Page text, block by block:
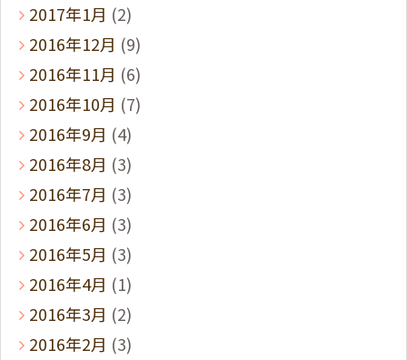
2017年1月 (2)
2016年12月 (9)
2016年11月 (6)
2016年10月 (7)
2016年9月 (4)
2016年8月 (3)
2016年7月 (3)
2016年6月 (3)
2016年5月 (3)
2016年4月 (1)
2016年3月 (2)
2016年2月 (3)